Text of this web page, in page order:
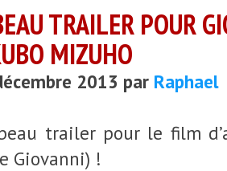
TRAILER POUR
MIZUHO
2013 par Raphael
trailer pour le film
Giovanni) !